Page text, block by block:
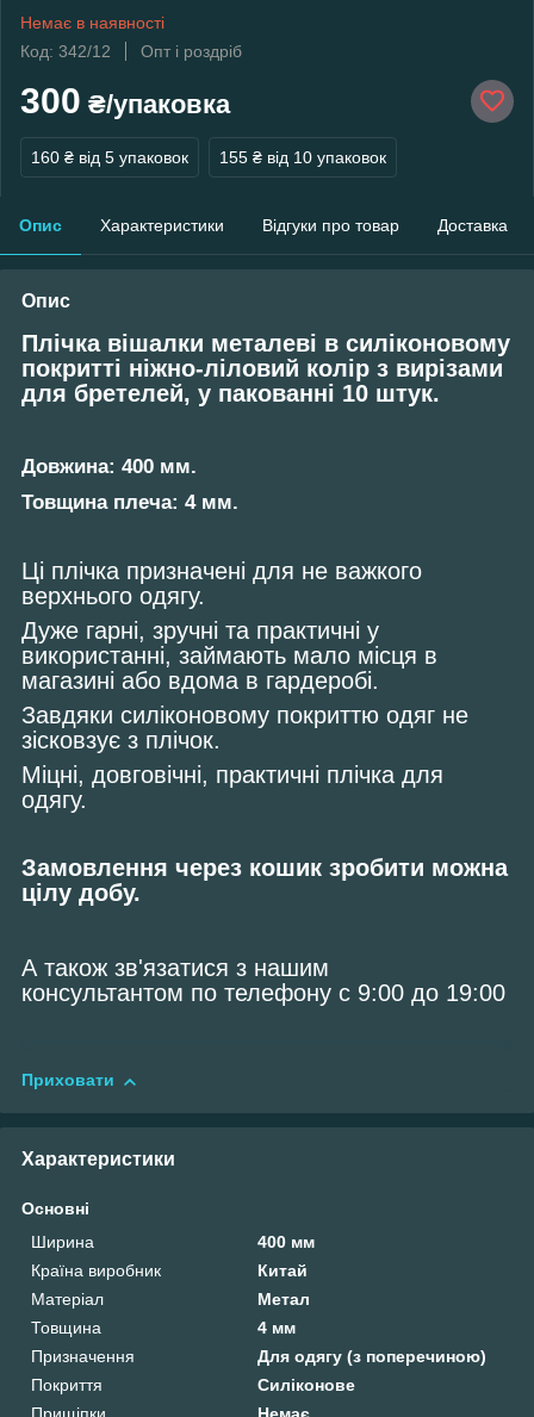
Немає в наявності
Код: 342/12
Опт і роздріб
300 ₴/упаковка
160 ₴ від 5 упаковок 155 ₴ від 10 упаковок
Опис Характеристики Відгуки про товар Доставка
Опис
Плічка вішалки металеві в силіконовому
покритті ніжно-ліловий колір з вирізами
для бретелей, у пакованні 10 штук.
Довжина: 400 мм.
Товщина плеча: 4 мм.
Ці плічка призначені для не важкого
верхнього одягу.
Дуже гарні, зручні та практичні у
використанні, займають мало місця в
магазині або вдома в гардеробі.
Завдяки силіконовому покриттю одяг не
зісковзує з плічок.
Міцні, довговічні, практичні плічка для
одягу.
Замовлення через кошик зробити можна
цілу добу.
А також зв'язатися з нашим
консультантом по телефону с 9:00 до 19:00
Приховати
Характеристики
Основні
Ширина
400 мм
Країна виробник
Китай
Матеріал
Метал
Товщина
4 мм
Призначення
Для одягу (з поперечиною)
Покриття
Силіконове
Прищіпки
Немає